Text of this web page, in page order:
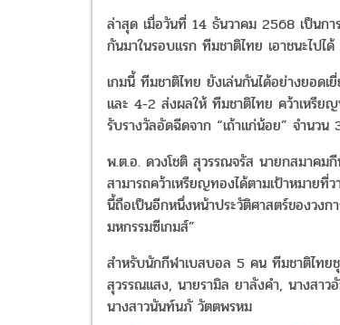
ล่าสุด เมื่อวันที่ 14 ธันวาคม 2568 เป็นก
กันมาในรอบแรก ทีมชาติไทย เอาชนะไปไ
เกมนี้ ทีมชาติไทย ยังเล่นกันได้อย่างยอด
และ 4-2 ส่งผลให้ ทีมชาติไทย คว้าเหรียญ
รับรางวัลอัดฉีดจาก “เถ้าแก่น้อย” จำนวน
พ.ต.อ. ดวงโชติ สุวรรณจรัส นายกสมาคม
สามารถคว้าเหรียญทองได้ตามเป้าหมายที่
นี้ถือเป็นอีกหนึ่งหน้าประวัติศาสตร์ของวง
มหกรรมซีเกมส์”
สำหรับนักกีฬาเบสบอล 5 คน ทีมชาติไท
สุวรรณแสง, นายรามิล ยาลังคำ, นางสา
นางสาวนันท์นภั วัตตพรหม